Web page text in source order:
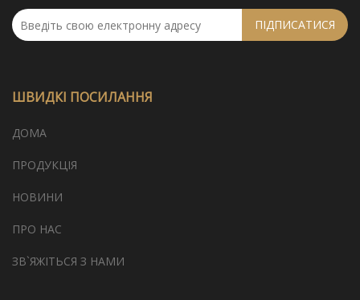
ПІДПИСАТИСЯ
ШВИДКІ ПОСИЛАННЯ
ДОМА
ПРОДУКЦІЯ
НОВИНИ
ПРО НАС
ЗВ`ЯЖІТЬСЯ З НАМИ